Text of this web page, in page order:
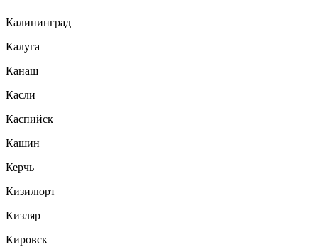
Калининград
Калуга
Канаш
Касли
Каспийск
Кашин
Керчь
Кизилюрт
Кизляр
Кировск